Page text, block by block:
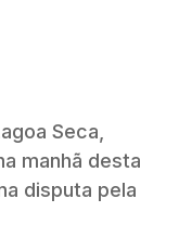
Seca,
manhã desta
disputa pela